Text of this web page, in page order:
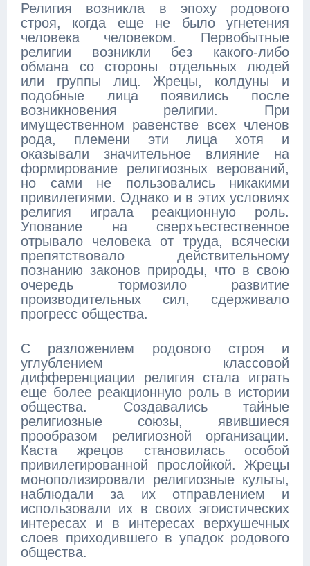
Религия возникла в эпоху родового
строя, когда еще не было угнетения
человека человеком. Первобытные
религии возникли без какого-либо
обмана со стороны отдельных людей
или группы лиц. Жрецы, колдуны и
подобные лица появились после
возникновения религии. При
имущественном равенстве всех членов
рода, племени эти лица хотя и
оказывали значительное влияние на
формирование религиозных верований,
но сами не пользовались никакими
привилегиями. Однако и в этих условиях
религия играла реакционную роль.
Упование на сверхъестественное
отрывало человека от труда, всячески
препятствовало действительному
познанию законов природы, что в свою
очередь тормозило развитие
производительных сил, сдерживало
прогресс общества.
С разложением родового строя и
углублением классовой
дифференциации религия стала играть
еще более реакционную роль в истории
общества. Создавались тайные
религиозные союзы, явившиеся
прообразом религиозной организации.
Каста жрецов становилась особой
привилегированной прослойкой. Жрецы
монополизировали религиозные культы,
наблюдали за их отправлением и
использовали их в своих эгоистических
интересах и в интересах верхушечных
слоев приходившего в упадок родового
общества.